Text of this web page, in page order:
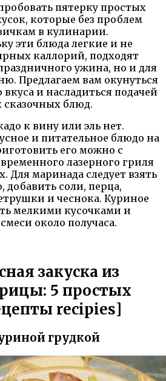
пятерку простых
которые без проблем
в кулинарии.
эти блюда легкие и не
каллорий, подходят
ужина, но и для
Предлагаем вам окунуться
и насладиться подачей
сказочных блюд.
к вину или эль нет.
и питательное блюдо на
его можно с
лазерного гриля
Для маринада следует взять
добавить соли, перца,
и чеснока. Куриное
мелкими кусочками и
около получаса.
закуска из
5 простых
recipies]
грудкой